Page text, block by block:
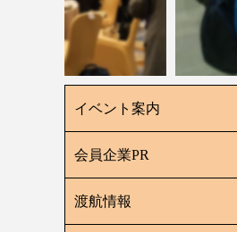
イベント案内
会員企業PR
渡航情報